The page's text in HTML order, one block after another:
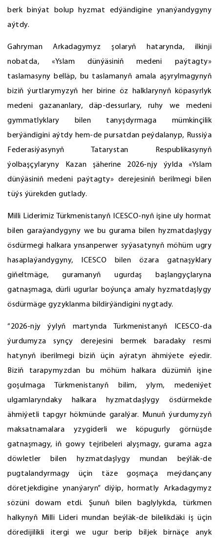
berk binýat bolup hyzmat edýändigine ynanýandygyny
aýtdy.
Gahryman Arkadagymyz şolaryň hatarynda, ilkinji
nobatda, «Yslam dünýäsiniň medeni paýtagty»
taslamasyny belläp, bu taslamanyň amala aşyrylmagynyň
biziň ýurtlarymyzyň her birine öz halklarynyň köpasyrlyk
medeni gazananlary, däp-dessurlary, ruhy we medeni
gymmatlyklary bilen tanyşdyrmaga mümkinçilik
berýändigini aýtdy hem-de pursatdan peýdalanyp, Russiýa
Federasiýasynyň Tatarystan Respublikasynyň
ýolbaşçylaryny Kazan şäherine 2026-njy ýylda «Yslam
dünýäsiniň medeni paýtagty» derejesiniň berilmegi bilen
tüýs ýürekden gutlady.
Milli Liderimiz Türkmenistanyň ICESCO-nyň işine uly hormat
bilen garaýandygyny we bu gurama bilen hyzmatdaşlygy
ösdürmegi halkara ynsanperwer syýasatynyň möhüm ugry
hasaplaýandygyny, ICESCO bilen özara gatnaşyklary
giňeltmäge, guramanyň ugurdaş başlangyçlaryna
gatnaşmaga, dürli ugurlar boýunça amaly hyzmatdaşlygy
ösdürmäge gyzyklanma bildirýändigini nygtady.
“2026-njy ýylyň martynda Türkmenistanyň ICESCO-da
ýurdumyza synçy derejesini bermek baradaky resmi
hatynyň iberilmegi biziň üçin aýratyn ähmiýete eýedir.
Biziň tarapymyzdan bu möhüm halkara düzümiň işine
goşulmaga Türkmenistanyň bilim, ylym, medeniýet
ulgamlaryndaky halkara hyzmatdaşlygy ösdürmekde
ähmiýetli tapgyr hökmünde garalýar. Munuň ýurdumyzyň
maksatnamalara yzygiderli we köpugurly görnüşde
gatnaşmagy, iň gowy tejribeleri alyşmagy, gurama agza
döwletler bilen hyzmatdaşlygy mundan beýläk-de
pugtalandyrmagy üçin täze goşmaça meýdançany
döretjekdigine ynanýaryn” diýip, hormatly Arkadagymyz
sözüni dowam etdi. Şunuň bilen baglylykda, türkmen
halkynyň Milli Lideri mundan beýläk-de bilelikdäki iş üçin
döredijilikli itergi we ugur berip biljek birnäçe anyk